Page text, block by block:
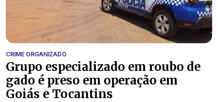
CRIME ORGANIZADO
Grupo especializado em roubo de
gado é preso em operação em
Goiás e Tocantins